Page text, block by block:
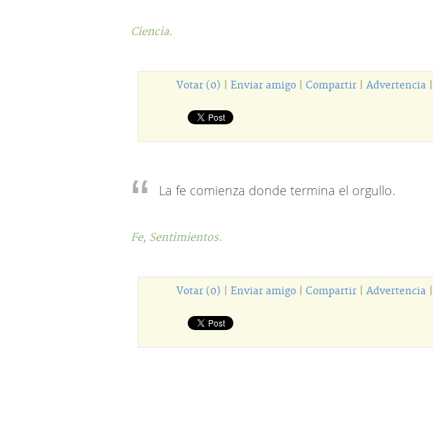
Ciencia.
Votar (0) Enviar amigo Compartir Advertencia
La fe comienza donde termina el orgullo.
Fe, Sentimientos.
Votar (0) Enviar amigo Compartir Advertencia